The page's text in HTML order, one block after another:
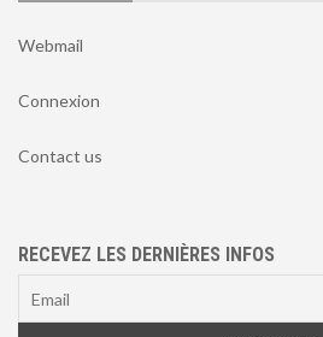
Webmail
Connexion
Contact us
RECEVEZ LES DERNIÈRES INFOS